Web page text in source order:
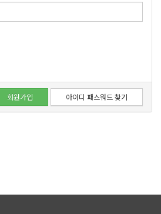
회원가입 아이디 패스워드 찾기